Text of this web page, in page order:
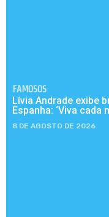
FAMOSOS
Lívia Andrade exibe
Espanha: ‘Viva cada
8 DE AGOSTO DE 2026